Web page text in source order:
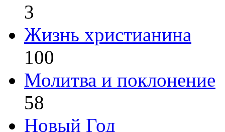
3
Жизнь христианина
100
Молитва и поклонение
58
Новый Год